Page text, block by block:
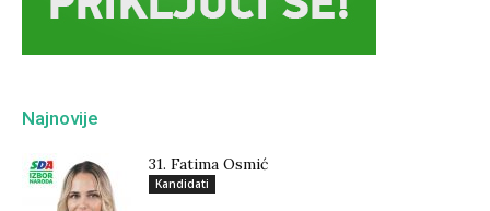
Najnovije
31. Fatima Osmić
Kandidati